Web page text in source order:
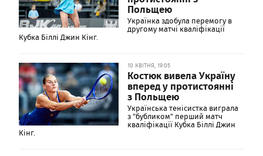
Польщею
Українка здобула перемогу в
другому матчі кваліфікації
Кубка Біллі Джин Кінг.
10 КВІТНЯ, 19:05
Костюк вивела Україну
вперед у протистоянні
з Польщею
Українська тенісистка виграла
з "бубликом" перший матч
кваліфікації Кубка Біллі Джин
Кінг.